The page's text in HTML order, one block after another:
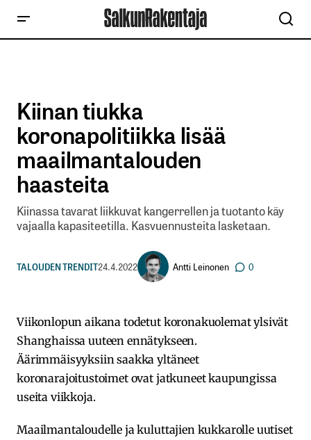
Kiinan tiukka
koronapolitiikka lisää
maailmantalouden
haasteita
Kiinassa tavarat liikkuvat kangerrellen ja tuotanto käy
vajaalla kapasiteetilla. Kasvuennusteita lasketaan.
TALOUDEN TRENDIT24.4.2022 Antti Leinonen 0
Viikonlopun aikana todetut koronakuolemat ylsivät
Shanghaissa uuteen ennätykseen.
Äärimmäisyyksiin saakka yltäneet
koronarajoitustoimet ovat jatkuneet kaupungissa
useita viikkoja.
Maailmantaloudelle ja kuluttajien kukkarolle uutiset